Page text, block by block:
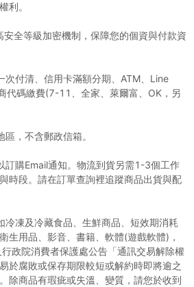
利。
全等級加密機制，保障您的個資與付款資
次付清、信用卡滿額分期、ATM、Line
代碼繳費(7-11、全家、萊爾富、OK，另
，不含郵政信箱。
訂購Email通知。物流到貨另需1-3個工作
時段。請在訂單查詢裡追蹤商品出貨與配
冷凍及冷藏食品、生鮮商品、短效期消耗
生用品、影音、書籍、軟體(遊戲軟體)，
政院消費者保護處公告「通訊交易解除權
於腐敗或保存期限較短或解約時即將逾之
除商品有瑕疵或失溫、變質，請您於收到